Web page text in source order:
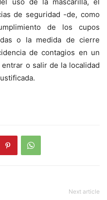
de seguridad -de, como
de los cupos
o la medida de cierre
de contagios en un
o salir de la localidad
Next article